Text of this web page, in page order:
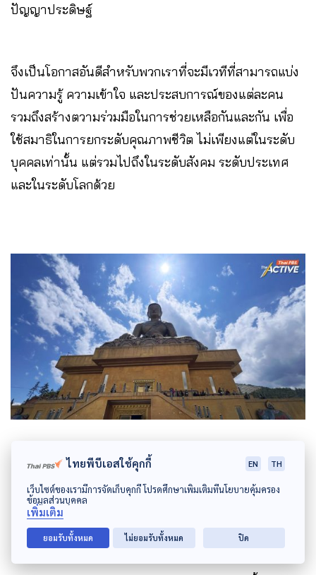
ปัญญาประดิษฐ์
จึงเป็นโอกาสอันดีสำหรับพวกเราที่จะมีเวทีที่สามารถแบ่ง
ปันความรู้ ความเข้าใจ และประสบการณ์ของแต่ละคน
รวมถึงสร้างตวามร่วมมือในการช่วยเหลือกันและกัน เพื่อ
ใช้สมาธิในการยกระดับคุณภาพชีวิต ไม่เพียงแต่ในระดับ
บุคคลเท่านั้น แต่รวมไปถึงในระดับสังคม ระดับประเทศ
และในระดับโลกด้วย
ที่มาของแนวคิดโครงการระดับชาติ
‘Gelepu Mindfulness City’ หรือ
‘เมืองแห่งสติ’ ?
ไทยพีบีเอสใช้คุกกี้ EN TH
เว็บไซต์ของเรามีการจัดเก็บคุกกี้ โปรดศึกษาเพิ่มเติมที่นโยบายคุ้มครอง
ข้อมูลส่วนบุคคล
เพิ่มเติม
ยอมรับทั้งหมด ไม่ยอมรับทั้งหมด ปิด